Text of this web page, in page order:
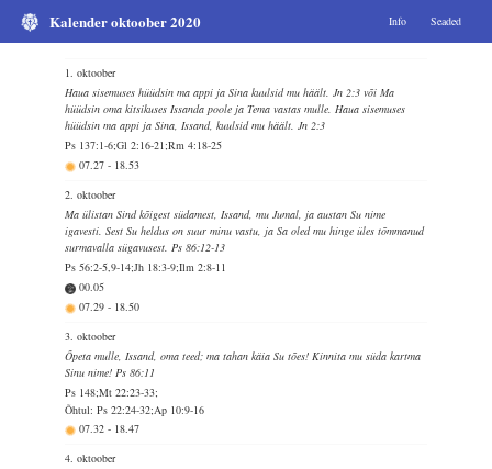
Kalender oktoober 2020 Info Seaded
1. oktoober
Haua sisemuses hüüdsin ma appi ja Sina kuulsid mu häält. Jn 2:3 või Ma
hüüdsin oma kitsikuses Issanda poole ja Tema vastas mulle. Haua sisemuses
hüüdsin ma appi ja Sina, Issand, kuulsid mu häält. Jn 2:3
Ps 137:1-6;Gl 2:16-21;Rm 4:18-25
07.27- 18.53
2. oktoober
Ma ülistan Sind kõigest südamest, Issand, mu Jumal, ja austan Su nime
igavesti. Sest Su heldus on suur minu vastu, ja Sa oled mu hinge üles tõmmanud
surmavalla sügavusest. Ps 86:12-13
Ps 56:2-5,9-14;Jh 18:3-9;Ilm 2:8-11
00.05
07.29- 18.50
3. oktoober
Õpeta mulle, Issand, oma teed; ma tahan käia Su tões! Kinnita mu süda kartma
Sinu nime! Ps 86:11
Ps 148;Mt 22:23-33;
Õhtul: Ps 22:24-32;Ap 10:9-16
07.32- 18.47
4. oktoober